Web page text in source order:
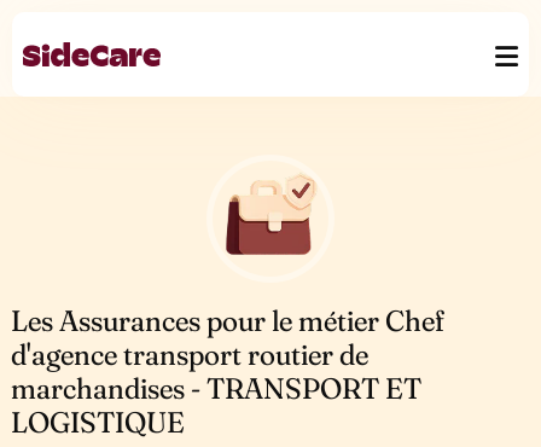
Les Assurances pour le métier Chef
d'agence transport routier de
marchandises - TRANSPORT ET
LOGISTIQUE